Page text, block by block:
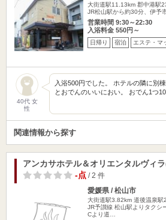
大街道駅11.13km 郡中港駅
JR松山駅から約30分、伊予
営業時間 9:30～22:30
入浴料金 550円～
日帰り 宿泊 エステ・マ
40代 女
性
入浴500円でした。 ホテルの隣に別
とおでんのいいにおい。 おでん1つ
関連情報から探す
アンカサホテル＆オリエンタルヴィ
-点/ 2 件
愛媛県 / 松山市
大街道駅3.82km 道後温泉駅
JR予讃線 松山駅よりタクシ
Cより道…